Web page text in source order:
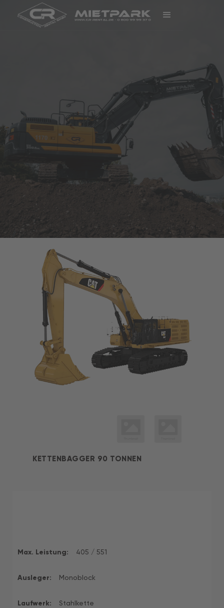
KETTENBAGGER 90 TONNEN
Max. Leistung: 405 / 551
Ausleger: Monoblock
Laufwerk: Stahlkette